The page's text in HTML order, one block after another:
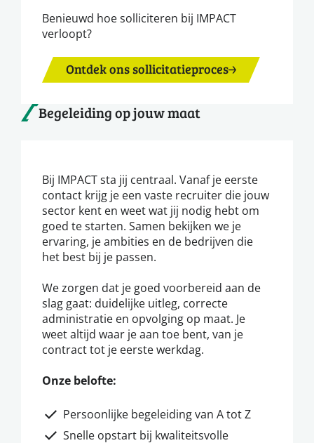
Benieuwd hoe solliciteren bij IMPACT
verloopt?
Ontdek ons sollicitatieproces
Begeleiding op jouw maat
Bij IMPACT sta jij centraal. Vanaf je eerste
contact krijg je een vaste recruiter die jouw
sector kent en weet wat jij nodig hebt om
goed te starten. Samen bekijken we je
ervaring, je ambities en de bedrijven die
het best bij je passen.
We zorgen dat je goed voorbereid aan de
slag gaat: duidelijke uitleg, correcte
administratie en opvolging op maat. Je
weet altijd waar je aan toe bent, van je
contract tot je eerste werkdag.
Onze belofte:
Persoonlijke begeleiding van A tot Z
Snelle opstart bij kwaliteitsvolle